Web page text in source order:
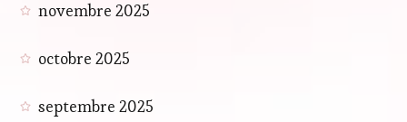
novembre 2025
octobre 2025
septembre 2025